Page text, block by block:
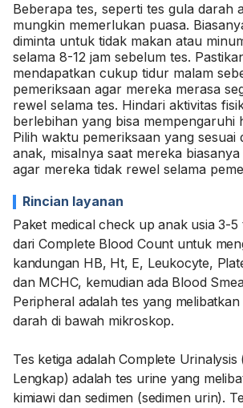
Beberapa tes, seperti tes gula darah
mungkin memerlukan puasa.
diminta untuk tidak makan atau
selama 8-12 jam sebelum tes.
mendapatkan cukup tidur malam
pemeriksaan agar mereka merasa
rewel selama tes. Hindari aktivitas
berlebihan yang bisa mempengaruhi
Pilih waktu pemeriksaan yang sesuai
anak, misalnya saat mereka
agar mereka tidak rewel selama
Rincian layanan
Paket medical check up anak usia 3-
dari Complete Blood Count untuk
kandungan HB, Ht, E, Leukocyte,
dan MCHC, kemudian ada Blood
Peripheral adalah tes yang
darah di bawah mikroskop.
Tes ketiga adalah Complete Urinalysis
Lengkap) adalah tes urine yang
kimiawi dan sedimen (sedimen urin).